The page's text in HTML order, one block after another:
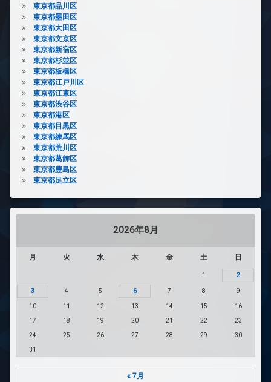
東京都品川区
東京都墨田区
東京都大田区
東京都文京区
東京都新宿区
東京都杉並区
東京都板橋区
東京都江戸川区
東京都江東区
東京都渋谷区
東京都港区
東京都目黒区
東京都練馬区
東京都荒川区
東京都葛飾区
東京都豊島区
東京都足立区
2026年8月
月 火 水 木 金 土 日
1 2
3 4 5 6 7 8 9
10 11 12 13 14 15 16
17 18 19 20 21 22 23
24 25 26 27 28 29 30
31
« 7月